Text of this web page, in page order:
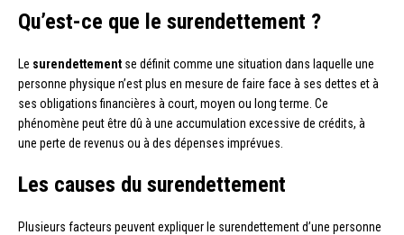
Qu’est-ce que le surendettement ?
Le surendettement se définit comme une situation dans laquelle une
personne physique n’est plus en mesure de faire face à ses dettes et à
ses obligations financières à court, moyen ou long terme. Ce
phénomène peut être dû à une accumulation excessive de crédits, à
une perte de revenus ou à des dépenses imprévues.
Les causes du surendettement
Plusieurs facteurs peuvent expliquer le surendettement d’une personne